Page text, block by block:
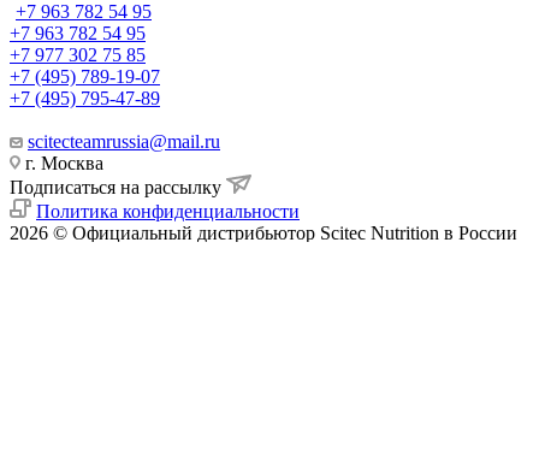
+7 963 782 54 95
+7 963 782 54 95
+7 977 302 75 85
+7 (495) 789-19-07
+7 (495) 795-47-89
scitecteamrussia@mail.ru
г. Москва
Подписаться на рассылку
Политика конфиденциальности
2026 © Официальный дистрибьютор Scitec Nutrition в России